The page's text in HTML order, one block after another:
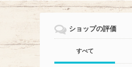
ショップの評価
すべて